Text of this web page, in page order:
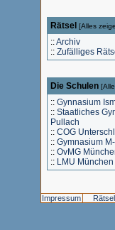
Rätsel [Alles
::Archiv
:: Zufälliges
Die Schulen [
:: Gynnasium
:: Staatliches
Pullach
:: COG
:: Gymnasium
:: OvMG
:: LMU
Impressum